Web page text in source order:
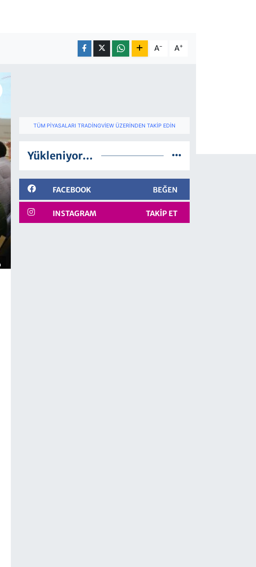
A- A+
TÜM PIYASALARI TRADINGVIEW ÜZERINDEN TAKIP EDIN
Yükleniyor...
FACEBOOK BEĞEN
INSTAGRAM TAKIP ET